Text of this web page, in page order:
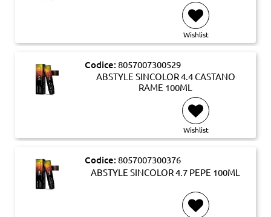
Wishlist
Codice: 8057007300529
ABSTYLE SINCOLOR 4.4 CASTANO
RAME 100ML
Wishlist
Codice: 8057007300376
ABSTYLE SINCOLOR 4.7 PEPE 100ML